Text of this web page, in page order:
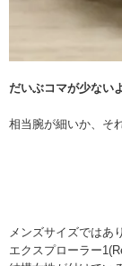
だいぶコマが少ない
相当腕が細いか、そ
メンズサイズではあ
エクスプローラー